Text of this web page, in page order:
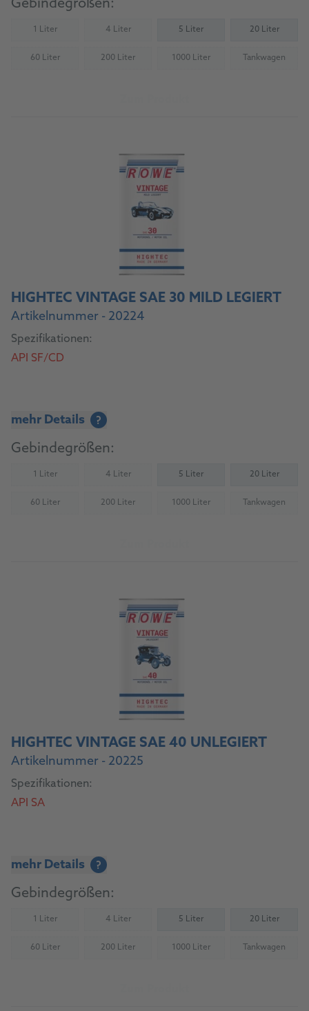
Gebindegrößen:
1 Liter(Nicht verfügbar) 4 Liter
(Nicht verfügbar)5 Liter 20 Liter
60 Liter
(Nicht verfügbar)200 Liter(Nicht verfügbar)1000 Liter(Nicht verfügbar)Tankwagen
(Nicht
HIGHTEC VINTAGE SAE 30 MILD LEGIERT
Artikelnummer - 20224
Spezifikationen:
API SF/CD
mehr Details ?
Gebindegrößen:
1 Liter(Nicht verfügbar) 4 Liter
(Nicht verfügbar)5 Liter 20 Liter
60 Liter
(Nicht verfügbar)200 Liter(Nicht verfügbar)1000 Liter(Nicht verfügbar)Tankwagen
(Nicht
HIGHTEC VINTAGE SAE 40 UNLEGIERT
Artikelnummer - 20225
Spezifikationen:
API SA
mehr Details ?
Gebindegrößen:
1 Liter(Nicht verfügbar) 4 Liter
(Nicht verfügbar)5 Liter 20 Liter
60 Liter
(Nicht verfügbar)200 Liter(Nicht verfügbar)1000 Liter(Nicht verfügbar)Tankwagen
(Nicht